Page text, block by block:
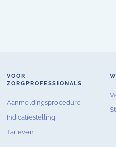
VOOR
ZORGPROFESSIONALS
Aanmeldingsprocedure
Indicatiestelling
Tarieven